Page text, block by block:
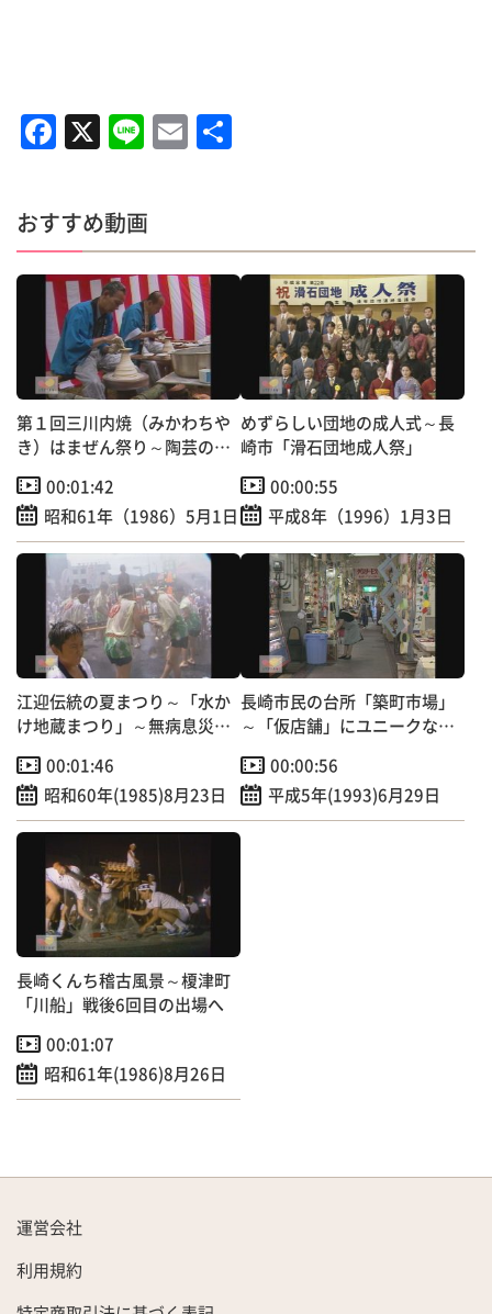
F
a
c
e
b
o
o
k
X Li
n
e
E
m
l
おすすめ動画
第１回三川内焼（みかわちや
き）はまぜん祭り～陶芸の里
00:01:42
昭和61年（1986）5月1日
めずらしい団地の成人式～長
崎市「滑石団地成人祭」
00:00:55
平成8年（1996）1月3日
江迎伝統の夏まつり～「水か
け地蔵まつり」～無病息災、
00:01:46
昭和60年(1985)8月23日
長崎市民の台所「築町市場」
～「仮店舗」にユニークな七
00:00:56
平成5年(1993)6月29日
長崎くんち稽古風景～榎津町
「川船」戦後6回目の出場へ
00:01:07
昭和61年(1986)8月26日
運営会社
利用規約